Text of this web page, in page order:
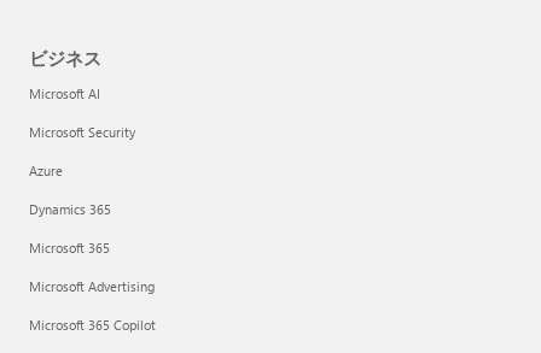
ビジネス
Microsoft AI
Microsoft Security
Azure
Dynamics 365
Microsoft 365
Microsoft Advertising
Microsoft 365 Copilot